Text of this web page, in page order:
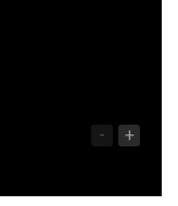
- +